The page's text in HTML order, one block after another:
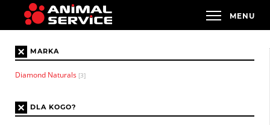
× MARKA
Diamond Naturals [3]
× DLA KOGO?